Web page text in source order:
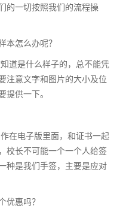
的一切按照我们的流程操
本怎么办呢？
道是什么样子的，总不能凭
注意文字和图片的大小及位
供一下。
在电子版里面，和证书一起
校长不可能一个一个人给签
种是我们手签，主要是应对
优惠吗？